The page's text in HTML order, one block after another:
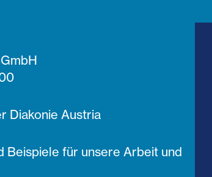
Diakonie Austria
Beispiele für unsere Arbeit und